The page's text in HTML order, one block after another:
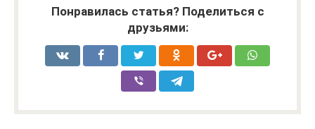
Понравилась статья? Поделиться с
друзьями: